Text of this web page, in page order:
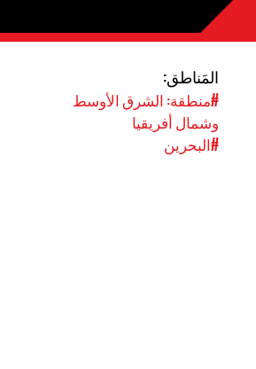
المَناطق:
#منطقة: الشرق الأوسط
وشمال أفريقيا
#البحرين